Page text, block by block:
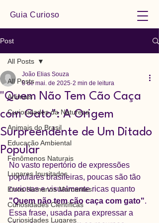
Guia Curioso
Post
All Posts
Animais
Curiosidades da Natureza
Animais do Brasil
Educação Ambiental
Fenômenos Naturais
Lugares Inusitados
Erros Humanos Marcantes
Curiosidades Científicas
Curiosidades Lugares
All Posts
"Quem Não Tem Cão Caça
com Gato": A Origem
Surpreendente de Um Ditado
Popular
João Elias Souza
8 de mai. de 2025 2 min de leitura
No vasto repertório de expressões
populares brasileiras, poucas são tão
curiosas e visualmente ricas quanto
"Quem não tem cão caça com gato".
Essa frase, usada para expressar a